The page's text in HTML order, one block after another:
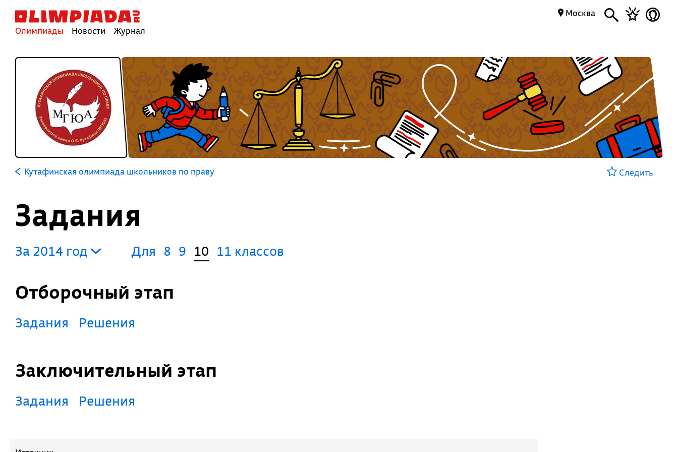
Олимпиады Новости Журнал
Москва
Кутафинская олимпиада школьников по праву Следить
Задания
За 2014 год Для 8 9 10 11 классов
Отборочный этап
Задания Решения
Заключительный этап
Задания Решения